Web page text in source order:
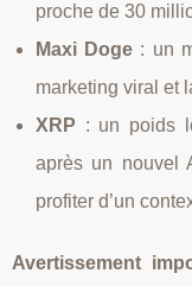
proche de 30
Maxi Doge : un
marketing viral et
XRP : un poids
après un nouvel
profiter d’un
Avertissement